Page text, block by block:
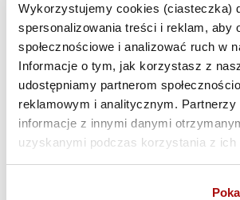
Wykorzystujemy cookies (ciasteczka)
spersonalizowania treści i reklam, aby
społecznościowe i analizować ruch w
Informacje o tym, jak korzystasz z
udostępniamy partnerom
reklamowym i analitycznym. Partnerzy
informacje z innymi danymi
uzyskanymi podczas korzystania z ich
Uwagi (opcjonalne)